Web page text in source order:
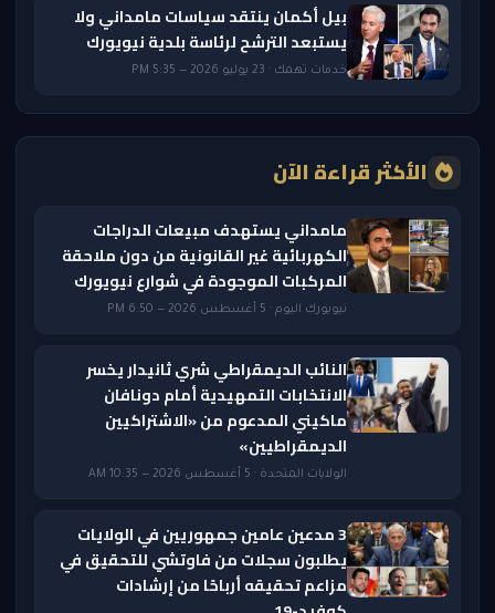
بيل أكمان ينتقد سياسات مامداني ولا
يستبعد الترشح لرئاسة بلدية نيويورك
خدمات تهمك · 23 يوليو 2026 — 5:35 PM
الأكثر قراءة الآن
مامداني يستهدف مبيعات الدراجات
الكهربائية غير القانونية من دون ملاحقة
المركبات الموجودة في شوارع نيويورك
نيويورك اليوم · 5 أغسطس 2026 — 6:50 PM
النائب الديمقراطي شري ثانيدار يخسر
الانتخابات التمهيدية أمام دونافان
ماكيني المدعوم من «الاشتراكيين
الديمقراطيين»
الولايات المتحدة · 5 أغسطس 2026 — 10:35 AM
3 مدعين عامين جمهوريين في الولايات
يطلبون سجلات من فاوتشي للتحقيق في
مزاعم تحقيقه أرباحًا من إرشادات